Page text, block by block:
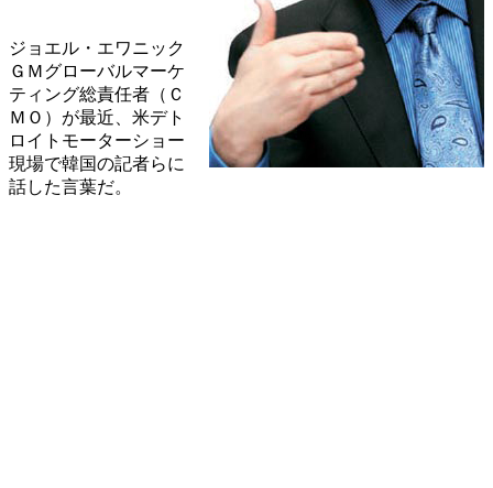
ジョエル・エワニック
ＧＭグローバルマーケ
ティング総責任者（Ｃ
ＭＯ）が最近、米デト
ロイトモーターショー
現場で韓国の記者らに
話した言葉だ。